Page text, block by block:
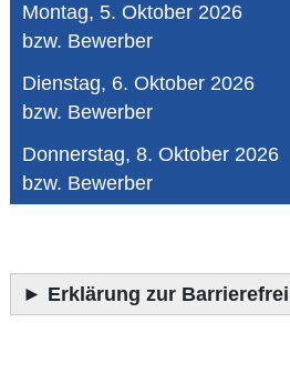
Montag, 5. Oktober
bzw. Bewerber
Dienstag, 6. Oktober
bzw. Bewerber
Donnerstag, 8. Oktober
bzw. Bewerber
► Erklärung zur